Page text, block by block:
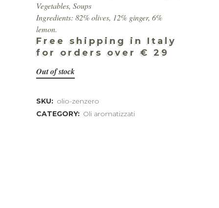
Vegetables, Soups
Ingredients: 82% olives, 12% ginger, 6%
lemon.
Free shipping in Italy
for orders over € 29
Out of stock
SKU: olio-zenzero
CATEGORY: Oli aromatizzati